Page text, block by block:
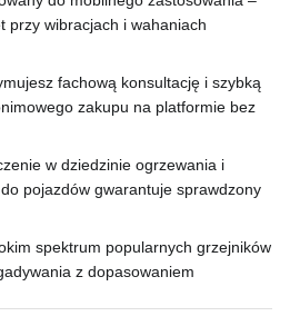
przy wibracjach i wahaniach
fachową konsultację i szybką
zakupu na platformie bez
w dziedzinie ogrzewania i
pojazdów gwarantuje sprawdzony
spektrum popularnych grzejników
z dopasowaniem